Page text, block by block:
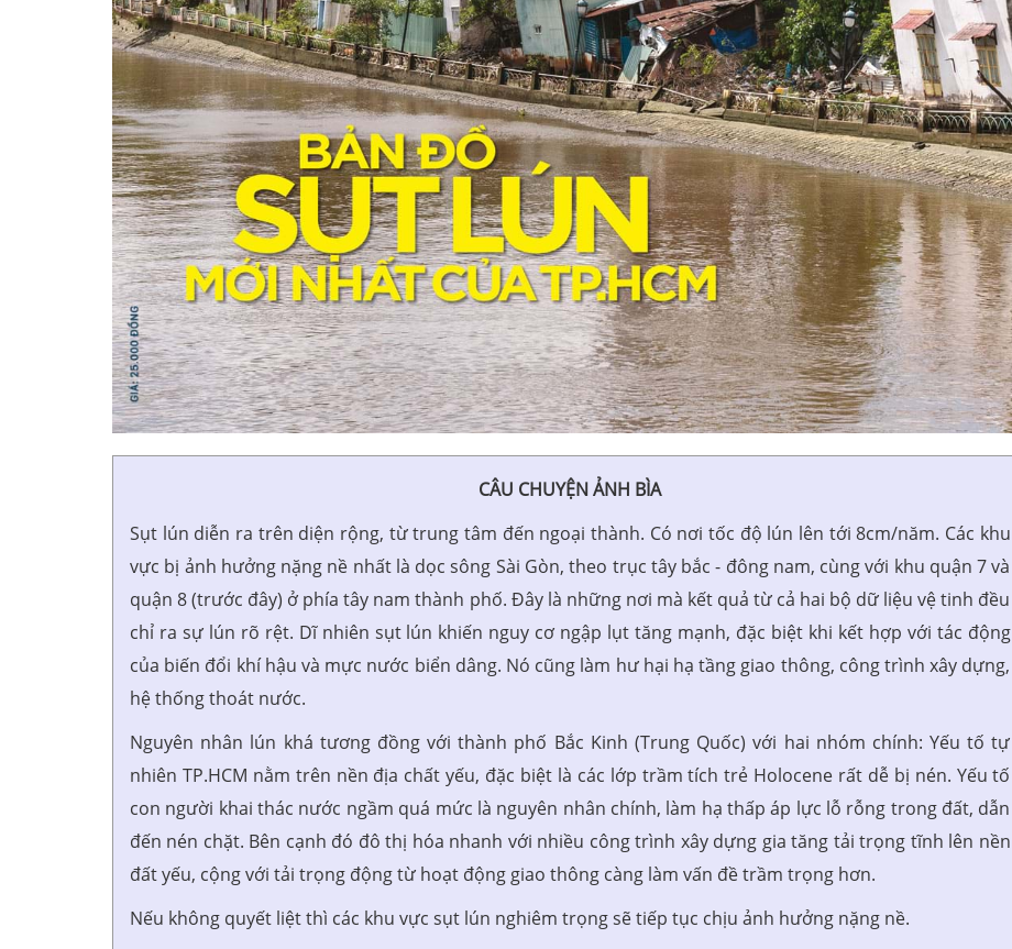
CÂU CHUYỆN ẢNH BÌA
Sụt lún diễn ra trên diện rộng, từ trung tâm đến ngoại thành. Có nơi tốc độ lún lên tới 8cm/năm. Các khu
vực bị ảnh hưởng nặng nề nhất là dọc sông Sài Gòn, theo trục tây bắc - đông nam, cùng với khu quận 7 và
quận 8 (trước đây) ở phía tây nam thành phố. Đây là những nơi mà kết quả từ cả hai bộ dữ liệu vệ tinh đều
chỉ ra sự lún rõ rệt. Dĩ nhiên sụt lún khiến nguy cơ ngập lụt tăng mạnh, đặc biệt khi kết hợp với tác động
của biến đổi khí hậu và mực nước biển dâng. Nó cũng làm hư hại hạ tầng giao thông, công trình xây dựng,
hệ thống thoát nước.
Nguyên nhân lún khá tương đồng với thành phố Bắc Kinh (Trung Quốc) với hai nhóm chính: Yếu tố tự
nhiên TP.HCM nằm trên nền địa chất yếu, đặc biệt là các lớp trầm tích trẻ Holocene rất dễ bị nén. Yếu tố
con người khai thác nước ngầm quá mức là nguyên nhân chính, làm hạ thấp áp lực lỗ rỗng trong đất, dẫn
đến nén chặt. Bên cạnh đó đô thị hóa nhanh với nhiều công trình xây dựng gia tăng tải trọng tĩnh lên nền
đất yếu, cộng với tải trọng động từ hoạt động giao thông càng làm vấn đề trầm trọng hơn.
Nếu không quyết liệt thì các khu vực sụt lún nghiêm trọng sẽ tiếp tục chịu ảnh hưởng nặng nề.